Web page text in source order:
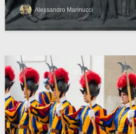
Alessandro Marinucci